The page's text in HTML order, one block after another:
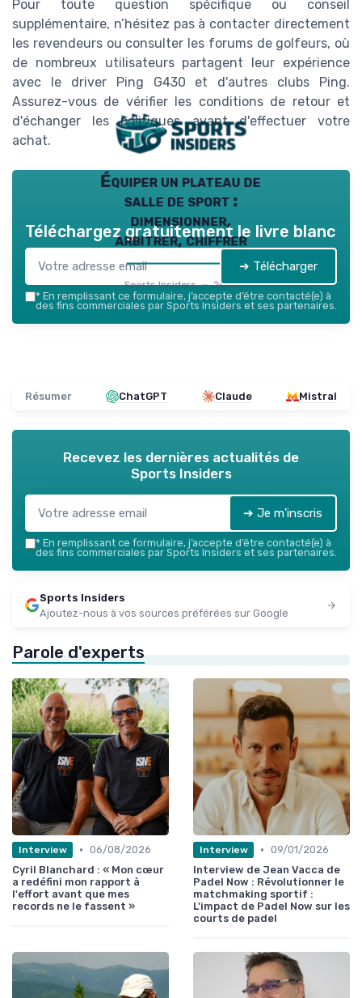
Pour toute question spécifique ou conseil
supplémentaire, n’hésitez pas à contacter directement
les revendeurs ou consulter les forums de golfeurs, où
de nombreux utilisateurs partagent leur expérience
avec le driver Ping G430 et d'autres clubs Ping.
Assurez-vous de vérifier les conditions de retour et
d'échanger les politiques avant d'effectuer votre
achat.
Équiper un plateau de
salle de sport :
dimensionner,
arbitrer, chiffrer
Sports Insiders — 2026
Téléchargez gratuitement le livre blanc
➔ Télécharger
* En remplissant ce formulaire, j’accepte d’être contacté(e) à
des fins commerciales par Sports Insiders et ses partenaires.
Résumer ChatGPT Claude Mistral
Recevez les dernières actualités de
Sports Insiders
➔ Je m'inscris
* En remplissant ce formulaire, j’accepte d’être contacté(e) à
des fins commerciales par Sports Insiders et ses partenaires.
Sports Insiders
Ajoutez-nous à vos sources préférées sur Google
Parole d'experts
Interview • 06/08/2026
Cyril Blanchard : « Mon cœur
a redéfini mon rapport à
l'effort avant que mes
records ne le fassent »
Interview • 09/01/2026
Interview de Jean Vacca de
Padel Now : Révolutionner le
matchmaking sportif :
L'impact de Padel Now sur les
courts de padel